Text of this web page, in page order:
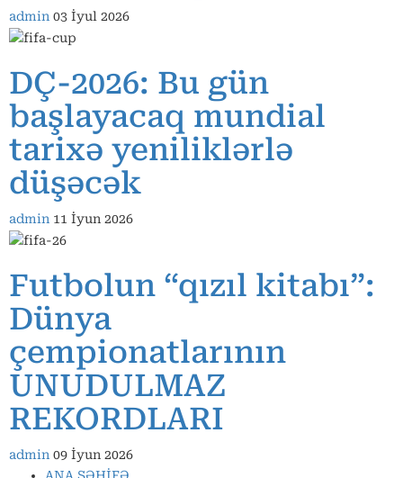
admin 03 İyul 2026
DÇ-2026: Bu gün
başlayacaq mundial
tarixə yeniliklərlə
düşəcək
admin 11 İyun 2026
Futbolun “qızıl kitabı”:
Dünya
çempionatlarının
UNUDULMAZ
REKORDLARI
admin 09 İyun 2026